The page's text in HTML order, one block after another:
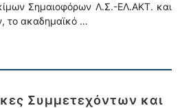
Σημαιοφόρων Λ.Σ.-ΕΛ.ΑΚΤ. και
το ακαδημαϊκό …
Συμμετεχόντων και